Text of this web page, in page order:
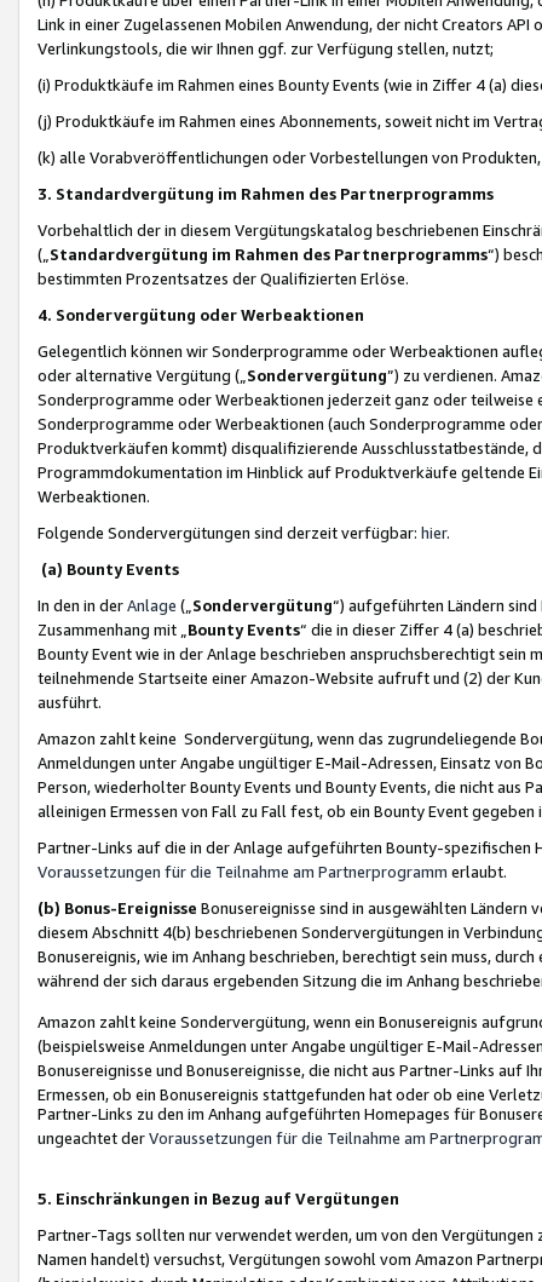
Link in einer Zugelassenen Mobilen Anwendung, der nicht Creators
Verlinkungstools, die wir Ihnen ggf. zur Verfügung stellen, nutzt;
(i) Produktkäufe im Rahmen eines Bounty Events (wie in Ziffer 4 (a)
(j) Produktkäufe im Rahmen eines Abonnements, soweit nicht im
(k) alle Vorabveröffentlichungen oder Vorbestellungen von
3. Standardvergütung im Rahmen des Partnerprogramms
Vorbehaltlich der in diesem Vergütungskatalog beschriebenen
(„ Standardvergütung im Rahmen des Partnerprogramms“)
bestimmten Prozentsatzes der Qualifizierten Erlöse.
4. Sondervergütung oder Werbeaktionen
Gelegentlich können wir Sonderprogramme oder Werbeaktionen
oder alternative Vergütung („ Sondervergütung”) zu verdienen.
Sonderprogramme oder Werbeaktionen jederzeit ganz oder
Sonderprogramme oder Werbeaktionen (auch Sonderprogramme
Produktverkäufen kommt) disqualifizierende Ausschlusstatbestände,
Programmdokumentation im Hinblick auf Produktverkäufe geltende
Werbeaktionen.
Folgende Sondervergütungen sind derzeit verfügbar: hier.
(a) Bounty Events
In den in derAnlage („ Sondervergütung“) aufgeführten Ländern
Zusammenhang mit „ Bounty Events“ die in dieser Ziffer 4 (a)
Bounty Event wie in der Anlage beschrieben anspruchsberechtigt sein
teilnehmende Startseite einer Amazon-Website aufruft und (2) der
ausführt.
Amazon zahlt keine Sondervergütung, wenn das zugrundeliegende
Anmeldungen unter Angabe ungültiger E-Mail-Adressen, Einsatz von
Person, wiederholter Bounty Events und Bounty Events, die nicht
alleinigen Ermessen von Fall zu Fall fest, ob ein Bounty Event
Partner-Links auf die in der Anlage aufgeführten Bounty-spezifischen
Voraussetzungen für die Teilnahme am Partnerprogramm erlaubt.
(b) Bonus-Ereignisse Bonusereignisse sind in ausgewählten Ländern
diesem Abschnitt 4(b) beschriebenen Sondervergütungen in
Bonusereignis, wie im Anhang beschrieben, berechtigt sein muss,
während der sich daraus ergebenden Sitzung die im Anhang
Amazon zahlt keine Sondervergütung, wenn ein Bonusereignis
(beispielsweise Anmeldungen unter Angabe ungültiger E-Mail-
Bonusereignisse und Bonusereignisse, die nicht aus Partner-Links auf
Ermessen, ob ein Bonusereignis stattgefunden hat oder ob eine
Partner-Links zu den im Anhang aufgeführten Homepages für
ungeachtet derVoraussetzungen für die Teilnahme am
5. Einschränkungen in Bezug auf Vergütungen
Partner-Tags sollten nur verwendet werden, um von den
Namen handelt) versuchst, Vergütungen sowohl vom Amazon